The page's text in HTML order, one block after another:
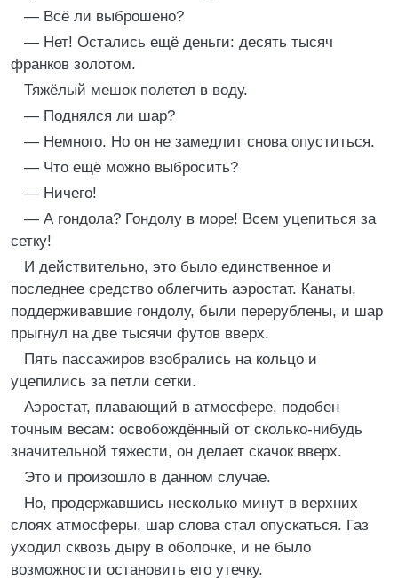
— Всё ли выброшено?
— Нет! Остались ещё деньги: десять тысяч
франков золотом.
Тяжёлый мешок полетел в воду.
— Поднялся ли шар?
— Немного. Но он не замедлит снова опуститься.
— Что ещё можно выбросить?
— Ничего!
— А гондола? Гондолу в море! Всем уцепиться за
сетку!
И действительно, это было единственное и
последнее средство облегчить аэростат. Канаты,
поддерживавшие гондолу, были перерублены, и шар
прыгнул на две тысячи футов вверх.
Пять пассажиров взобрались на кольцо и
уцепились за петли сетки.
Аэростат, плавающий в атмосфере, подобен
точным весам: освобождённый от сколько-нибудь
значительной тяжести, он делает скачок вверх.
Это и произошло в данном случае.
Но, продержавшись несколько минут в верхних
слоях атмосферы, шар слова стал опускаться. Газ
уходил сквозь дыру в оболочке, и не было
возможности остановить его утечку.